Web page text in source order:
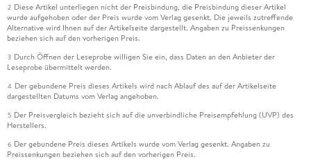
2 Diese Artikel unterliegen nicht der Preisbindung, die Preisbindung dieser Artikel
wurde aufgehoben oder der Preis wurde vom Verlag gesenkt. Die jeweils zutreffende
Alternative wird Ihnen auf der Artikelseite dargestellt. Angaben zu Preissenkungen
beziehen sich auf den vorherigen Preis.
3 Durch Öffnen der Leseprobe willigen Sie ein, dass Daten an den Anbieter der
Leseprobe übermittelt werden.
4 Der gebundene Preis dieses Artikels wird nach Ablauf des auf der Artikelseite
dargestellten Datums vom Verlag angehoben.
5 Der Preisvergleich bezieht sich auf die unverbindliche Preisempfehlung (UVP) des
Herstellers.
6 Der gebundene Preis dieses Artikels wurde vom Verlag gesenkt. Angaben zu
Preissenkungen beziehen sich auf den vorherigen Preis.